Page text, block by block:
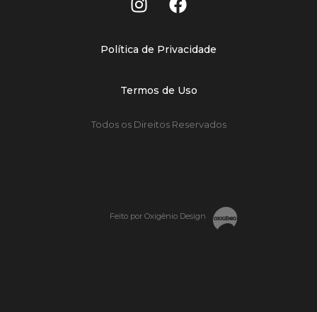
Política de Privacidade
Termos de Uso
Todos os Direitos Reservados
Feito por Oxigênio Design